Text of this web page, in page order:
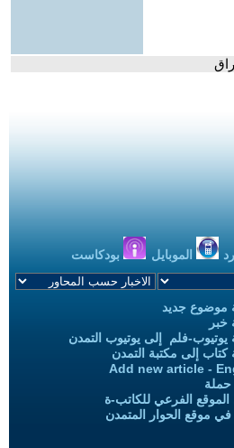
الموبايل بودكاست
موضوع جديد
خبر
يوتيوب-فلم إلى يوتيوب التمدن
كتاب إلى مكتبة التمدن
Add new article -
الموقع الفرعي للكاتب-ة
موقع الحوار المتمدن